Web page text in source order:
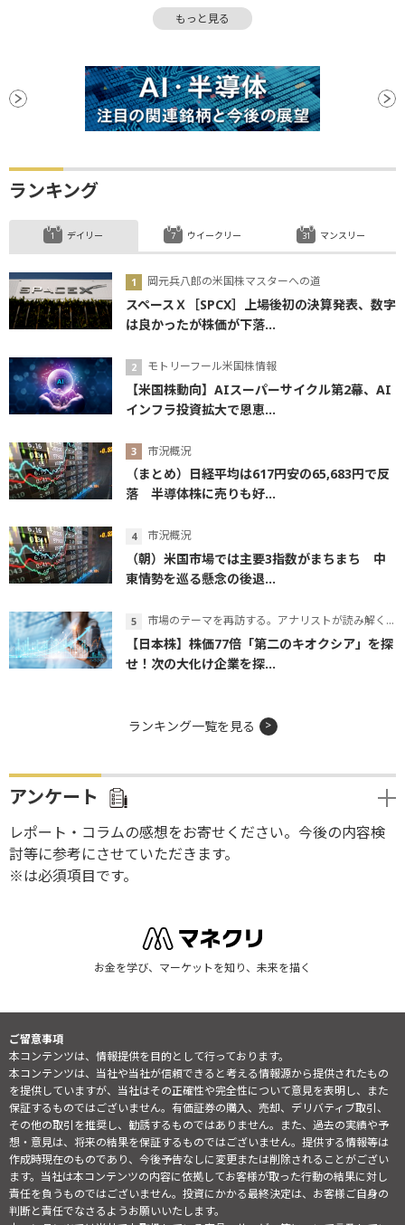
イールドカーブ
利下げ ローソク足
もっと見る
ランキング
デイリー
岡元兵八郎の米国株マスターへの道
スペースＸ［SPCX］上場後初の決算発表、数字
は良かったが株価が下落...
モトリーフール米国株情報
【米国株動向】AIスーパーサイクル第2幕、AI
インフラ投資拡大で恩恵...
市況概況
（まとめ）日経平均は617円安の65,683円で反
落 半導体株に売りも好...
市況概況
（朝）米国市場では主要3指数がまちまち 中
東情勢を巡る懸念の後退...
市場のテーマを再訪する。アナリストが読み解くテーマの本質
【日本株】株価77倍「第二のキオクシア」を探
せ！次の大化け企業を探...
ウイークリー マンスリー
ランキング一覧を見る
アンケート
レポート・コラムの感想をお寄せください。今後の内容検
討等に参考にさせていただきます。
※は必須項目です。
お金を学び、マーケットを知り、未来を描く
ご留意事項
本コンテンツは、情報提供を目的として行っております。
本コンテンツは、当社や当社が信頼できると考える情報源から提供されたもの
を提供していますが、当社はその正確性や完全性について意見を表明し、また
保証するものではございません。有価証券の購入、売却、デリバティブ取引、
その他の取引を推奨し、勧誘するものではありません。また、過去の実績や予
想・意見は、将来の結果を保証するものではございません。提供する情報等は
作成時現在のものであり、今後予告なしに変更または削除されることがござい
ます。当社は本コンテンツの内容に依拠してお客様が取った行動の結果に対し
責任を負うものではございません。投資にかかる最終決定は、お客様ご自身の
判断と責任でなさるようお願いいたします。